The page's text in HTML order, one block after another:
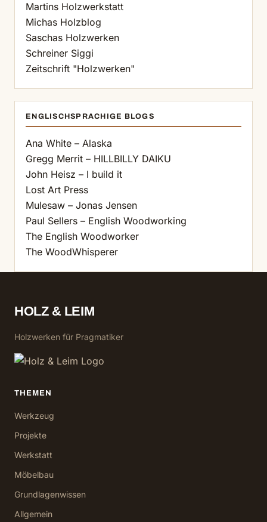
Martins Holzwerkstatt
Michas Holzblog
Saschas Holzwerken
Schreiner Siggi
Zeitschrift "Holzwerken"
ENGLISCHSPRACHIGE BLOGS
Ana White – Alaska
Gregg Merrit – HILLBILLY DAIKU
John Heisz – I build it
Lost Art Press
Mulesaw – Jonas Jensen
Paul Sellers – English Woodworking
The English Woodworker
The WoodWhisperer
HOLZ & LEIM
Holzwerken für Pragmatiker
THEMEN
Werkzeug
Projekte
Werkstatt
Möbelbau
Grundlagenwissen
Allgemein